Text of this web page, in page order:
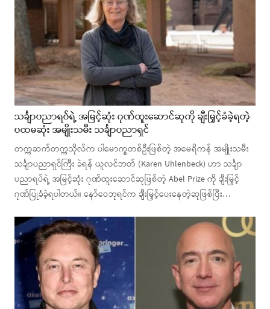
သင်္ချာပညာရပ်ရဲ့ အမြင့်ဆုံး ဂုဏ်ထူးဆောင်ဆုကို ချီးမြှင့်ခံခဲ့ရတဲ့
ပထမဆုံး အမျိုးသမီး သင်္ချာပညာရှင်
တက္ကဆက်တက္ကသိုလ်က ပါမောက္ခတစ်ဦးဖြစ်တဲ့ အမေရိကန် အမျိုးသမီး
သင်္ချာပညာရှင်ကြီး ခဲရန် ယူလင်ဘတ် (Karen Uhlenbeck) ဟာ သင်္ချာ
ပညာရပ်ရဲ့ အမြင့်ဆုံး ဂုဏ်ထူးဆောင်ဆုဖြစ်တဲ့ Abel Prize ကို ချီးမြှင့်
ဂုဏ်ပြုခံခဲ့ရပါတယ်။ နော်ဝေဘုရင်က ချီးမြှင့်ပေးနေတဲ့ဆုဖြစ်ပြီး…